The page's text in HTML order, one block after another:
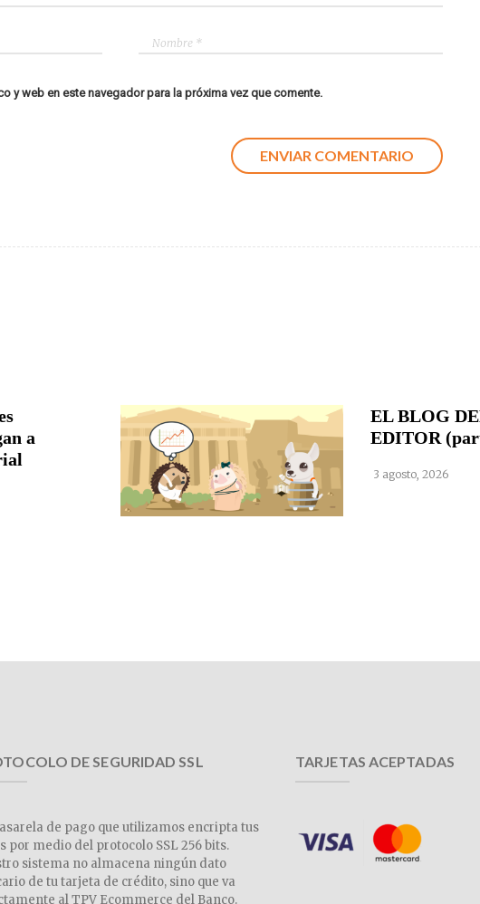
y web en este navegador para la próxima vez que comente.
a
EL BLOG
EDITOR
3 agosto, 2026
DE SEGURIDAD SSL
de pago que utilizamos encripta tus
por medio del protocolo SSL 256 bits.
sistema no almacena ningún dato
de tu tarjeta de crédito, sino que va
al TPV Ecommerce del Banco.
TARJETAS ACEPTADAS